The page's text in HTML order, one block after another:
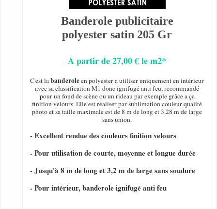
Banderole publicitaire
polyester satin 205 Gr
A partir de 27,00 € le m2*
C'est labanderoleen polyester a utiliser uniquement en intérieur
avec sa classification M1 donc ignifugé anti feu, recommandé
pour un fond de scène ou un rideau par exemple grâce a ça
finition velours. Elle est réaliser par sublimation couleur qualité
photo et sa taille maximale est de 8 m de long et 3,28 m de large
sans union.
- Excellent rendue des couleurs finition velours
- Pour utilisation de courte, moyenne et longue durée
- Jusqu'à 8 m de long et 3,2 m de large sans soudure
- Pour intérieur, banderole ignifugé anti feu